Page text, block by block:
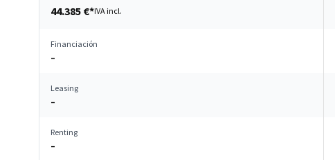
44.385 €*IVA incl.
Financiación
–
Leasing
–
Renting
–